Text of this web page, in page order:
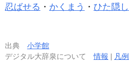
忍ばせる ・ かくまう ・ ひた隠し
出典 小学館
デジタル大辞泉について情報 | 凡例